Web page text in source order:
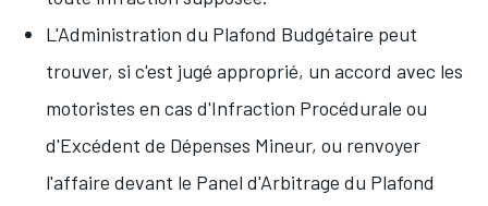
L'Administration du Plafond Budgétaire peut
trouver, si c'est jugé approprié, un accord avec les
motoristes en cas d'Infraction Procédurale ou
d'Excédent de Dépenses Mineur, ou renvoyer
l'affaire devant le Panel d'Arbitrage du Plafond